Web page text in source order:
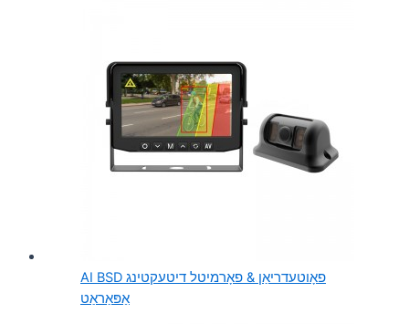
AI BSD פאָוטעדריאַן & פאָרמיטל דיטעקטינג
אַפּאַראַט